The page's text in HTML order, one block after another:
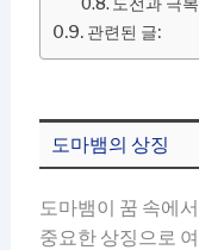
도전과 극
관련된 글:
도마뱀의 상징
도마뱀이 꿈 속에
중요한 상징으로